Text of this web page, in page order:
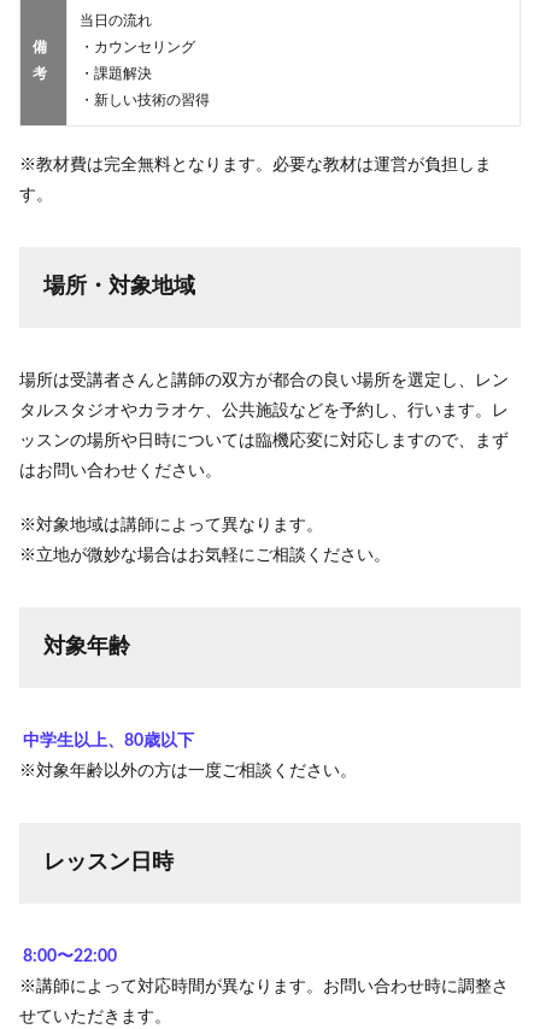
備
考
当日の流れ
・カウンセリング
・課題解決
・新しい技術の習得
※教材費は完全無料となります。必要な教材は運営が負担しま
す。
場所・対象地域
場所は受講者さんと講師の双方が都合の良い場所を選定し、レン
タルスタジオやカラオケ、公共施設などを予約し、行います。レ
ッスンの場所や日時については臨機応変に対応しますので、まず
はお問い合わせください。
※対象地域は講師によって異なります。
※立地が微妙な場合はお気軽にご相談ください。
対象年齢
中学生以上、80歳以下
※対象年齢以外の方は一度ご相談ください。
レッスン日時
8:00〜22:00
※講師によって対応時間が異なります。お問い合わせ時に調整さ
せていただきます。